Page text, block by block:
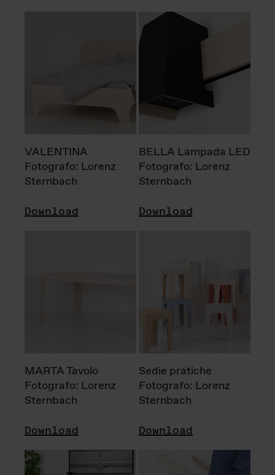
VALENTINA
Fotografo: Lorenz
Sternbach
Download
BELLA Lampada LED
Fotografo: Lorenz
Sternbach
Download
MARTA Tavolo
Fotografo: Lorenz
Sternbach
Download
Sedie pratiche
Fotografo: Lorenz
Sternbach
Download